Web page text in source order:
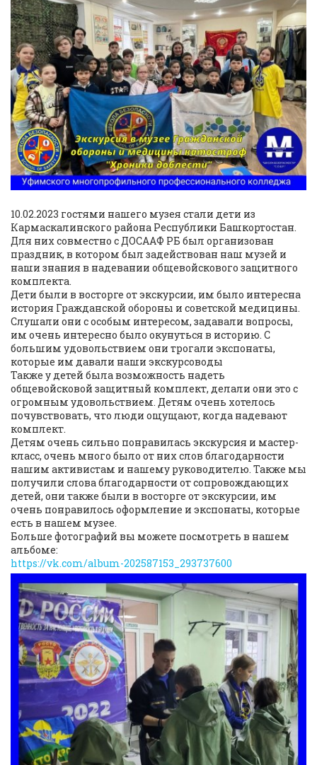
10.02.2023 гостями нашего музея стали дети из
Кармаскалинского района Республики Башкортостан.
Для них совместно с ДОСААФ РБ был организован
праздник, в котором был задействован наш музей и
наши знания в надевании общевойскового защитного
комплекта.
Дети были в восторге от экскурсии, им было интересна
история Гражданской обороны и советской медицины.
Слушали они с особым интересом, задавали вопросы,
им очень интересно было окунуться в историю. С
большим удовольствием они трогали экспонаты,
которые им давали наши экскурсоводы
Также у детей была возможность надеть
общевойсковой защитный комплект, делали они это с
огромным удовольствием. Детям очень хотелось
почувствовать, что люди ощущают, когда надевают
комплект.
Детям очень сильно понравилась экскурсия и мастер-
класс, очень много было от них слов благодарности
нашим активистам и нашему руководителю. Также мы
получили слова благодарности от сопровождающих
детей, они также были в восторге от экскурсии, им
очень понравилось оформление и экспонаты, которые
есть в нашем музее.
Больше фотографий вы можете посмотреть в нашем
альбоме:
https://vk.com/album-202587153_293737600